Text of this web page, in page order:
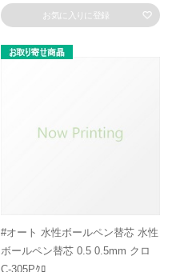
お気に入りに登録
#オート 水性ボールペン替芯 水性
ボールペン替芯 0.5 0.5mm クロ
C-305Pｸﾛ